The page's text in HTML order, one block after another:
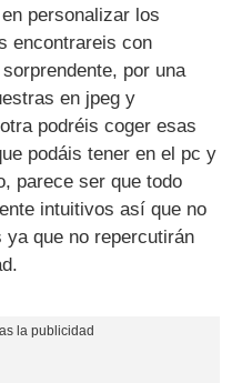
personalizar los
encontrareis con
por una
en jpeg y
podréis coger esas
podáis tener en el pc y
parece ser que todo
intuitivos así que no
ya que no repercutirán